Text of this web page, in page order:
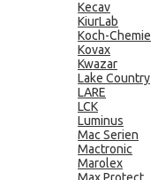
Kecav
KiurLab
Koch-Chemie
Kovax
Kwazar
Lake Country
LARE
LCK
Luminus
Mac Serien
Mactronic
Marolex